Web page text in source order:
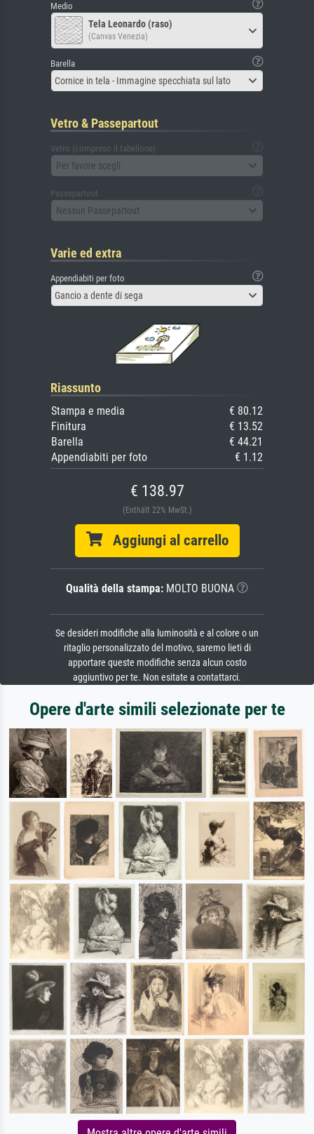
Medio
Tela Leonardo (raso)
(Canvas Venezia)
Barella
Cornice in tela - Immagine specchiata sul lato
Vetro & Passepartout
Vetro (compreso il tabellone)
Per favore scegli
Passepartout
Nessun Passepartout
Varie ed extra
Appendiabiti per foto
Gancio a dente di sega
Riassunto
Stampa e media
€ 80.12
Finitura
€ 13.52
Barella
€ 44.21
Appendiabiti per foto
€ 1.12
€ 138.97
(Enthält 22% MwSt.)
Aggiungi al carrello
Qualità della stampa: MOLTO BUONA
Se desideri modifiche alla luminosità e al colore o un
ritaglio personalizzato del motivo, saremo lieti di
apportare queste modifiche senza alcun costo
aggiuntivo per te. Non esitate a contattarci.
Opere d'arte simili selezionate per te